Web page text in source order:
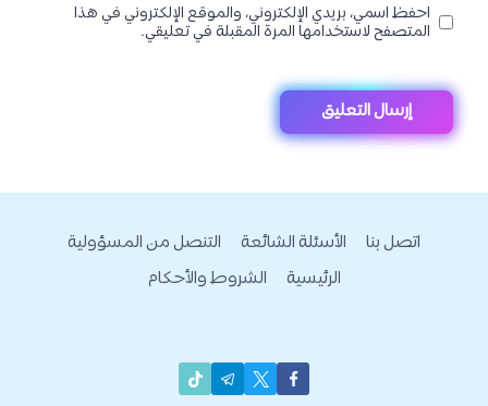
احفظ اسمي، بريدي الإلكتروني، والموقع الإلكتروني في هذا
المتصفح لاستخدامها المرة المقبلة في تعليقي.
اتصل بنا الأسئلة الشائعة
التنصل من المسؤولية
الرئيسية
الشروط والأحكام